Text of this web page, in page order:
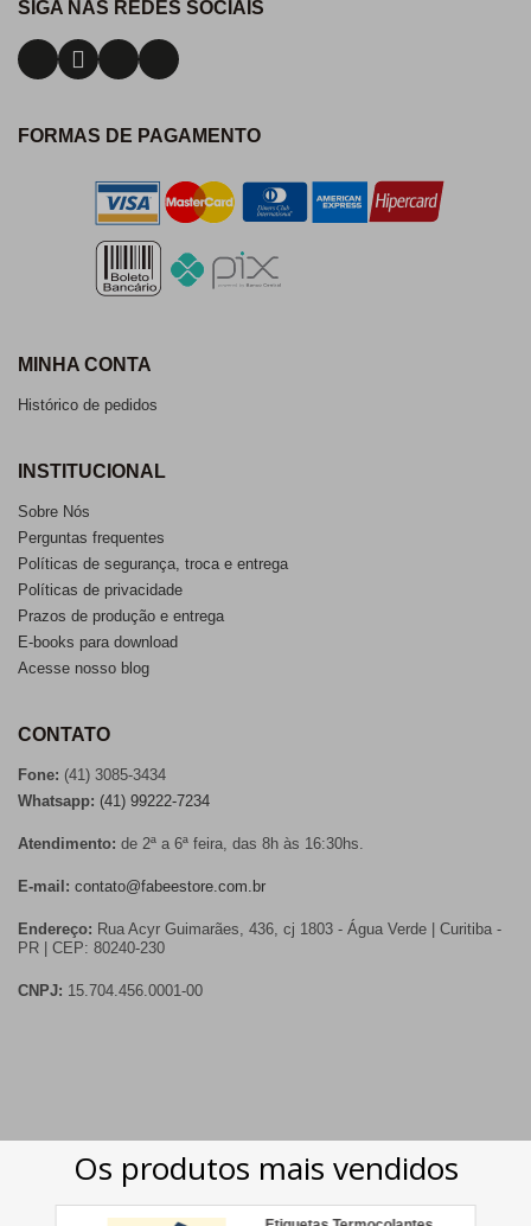
SIGA NAS REDES SOCIAIS
FORMAS DE PAGAMENTO
MINHA CONTA
Histórico de pedidos
INSTITUCIONAL
Sobre Nós
Perguntas frequentes
Políticas de segurança, troca e entrega
Políticas de privacidade
Prazos de produção e entrega
E-books para download
Acesse nosso blog
CONTATO
Fone: (41) 3085-3434
Whatsapp: (41) 99222-7234
Atendimento: de 2ª a 6ª feira, das 8h às 16:30hs.
E-mail: contato@fabeestore.com.br
Endereço: Rua Acyr Guimarães, 436, cj 1803 - Água Verde | Curitiba -
PR | CEP: 80240-230
CNPJ: 15.704.456.0001-00